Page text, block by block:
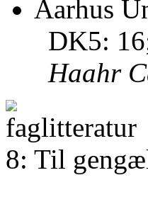
Aarhus
DK5:
Haahr
8: Til